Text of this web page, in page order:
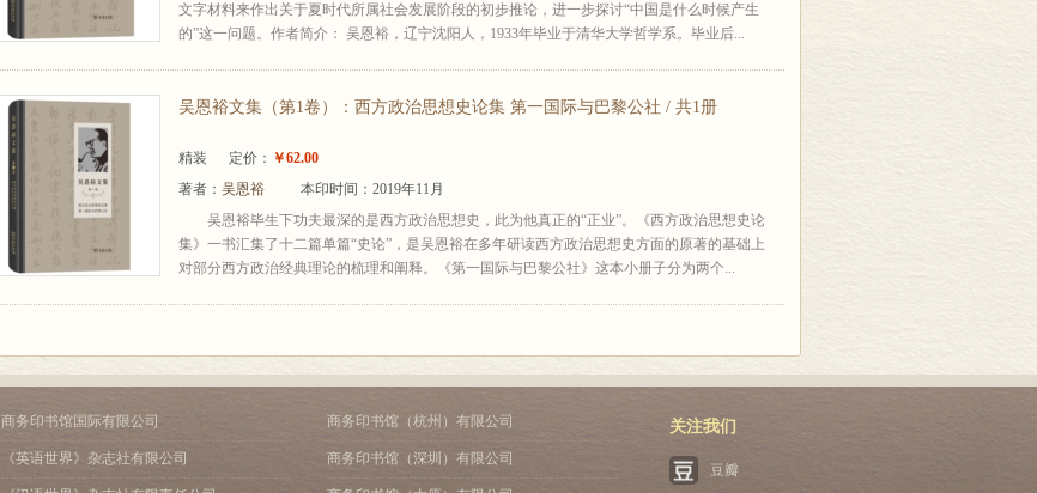
文字材料来作出关于夏时代所属社会发展阶段的初步推论，进一步探讨“中国是什么时候产生
的”这一问题。作者简介： 吴恩裕，辽宁沈阳人，1933年毕业于清华大学哲学系。毕业后...
吴恩裕文集（第1卷）：西方政治思想史论集 第一国际与巴黎公社 / 共1册
精装 定价： ￥62.00
著者： 吴恩裕
本印时间：2019年11月
吴恩裕毕生下功夫最深的是西方政治思想史，此为他真正的“正业”。《西方政治思想史论
集》一书汇集了十二篇单篇“史论”，是吴恩裕在多年研读西方政治思想史方面的原著的基础上
对部分西方政治经典理论的梳理和阐释。《第一国际与巴黎公社》这本小册子分为两个...
商务印书馆国际有限公司
《英语世界》杂志社有限公司
商务印书馆（杭州）有限公司
商务印书馆（深圳）有限公司
关注我们
豆瓣